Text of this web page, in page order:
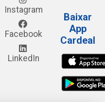
Instagram
Facebook
LinkedIn
Baixar
App
Cardeal